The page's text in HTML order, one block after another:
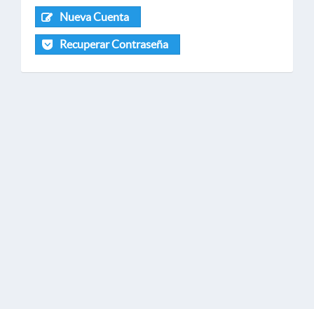
Nueva Cuenta
Recuperar Contraseña